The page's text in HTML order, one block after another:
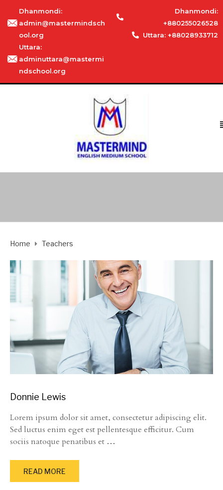
Dhanmondi:
admin@mastermindsch
ool.org
Uttara:
adminuttara@mastermi
ndschool.org
Dhanmondi:
+880255026528
Uttara: +88028933712
Home Teachers
Donnie Lewis
Lorem ipsum dolor sit amet, consectetur adipiscing elit.
Sed luctus enim eget est pellentesque efficitur. Cum
sociis natoque penatibus et …
READ MORE